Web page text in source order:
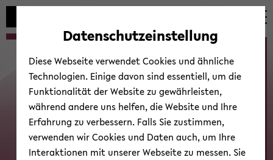
Automatische
vermeiden
skip
main
skip
main
skip
footer
Tag
Datenschutzeinstellung
Diese Webseite verwendet Cookies und ähnliche
Technologien. Einige davon sind essentiell, um die
Funktionalität der Website zu gewährleisten,
während andere uns helfen, die Website und Ihre
Erfahrung zu verbessern. Falls Sie zustimmen,
verwenden wir Cookies und Daten auch, um Ihre
Interaktionen mit unserer Webseite zu messen. Sie